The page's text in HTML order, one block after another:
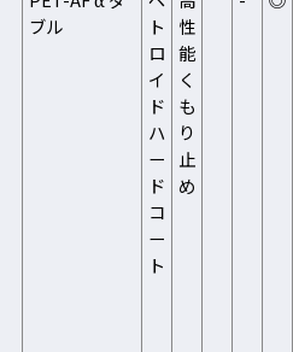
ブル
ト
ロ
イ
ド
ハ
ー
ド
コ
ー
ト
性
能
く
も
り
止
め